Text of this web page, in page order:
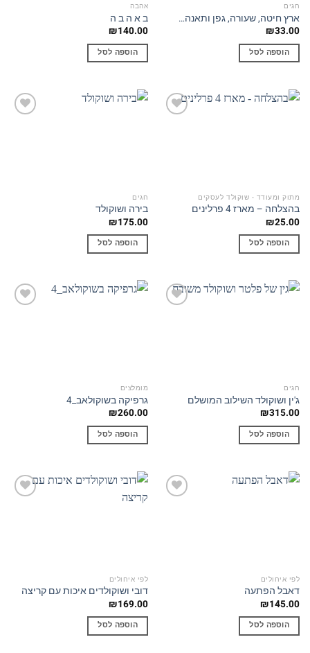
חגים
ארץ חיטה, שעורה, גפן ותאנה…
₪33.00
הוספה לסל
אהבה
ב א ה ב ה
₪140.00
הוספה לסל
מתוק ומעודד - שוקולד לעסקים
בהצלחה – מארז 4 פרלינים
₪25.00
הוספה לסל
חגים
בירה ושוקולד
₪175.00
הוספה לסל
חגים
ג'ין ושוקולד השילוב המושלם
₪315.00
הוספה לסל
מומלצים
גרפיקה בשוקולאב_4
₪260.00
הוספה לסל
לפי איחולים
דאבל הפתעה
₪145.00
הוספה לסל
לפי איחולים
דובי ושוקולדים איכות עם קריצה
₪169.00
הוספה לסל